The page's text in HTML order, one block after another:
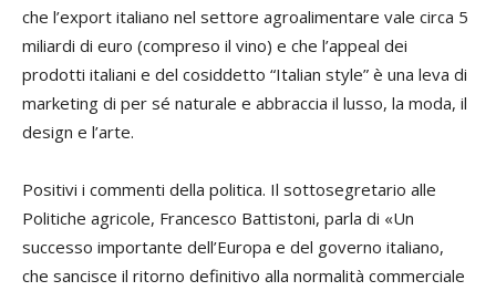
che l’export italiano nel settore agroalimentare vale circa 5
miliardi di euro (compreso il vino) e che l’appeal dei
prodotti italiani e del cosiddetto “Italian style” è una leva di
marketing di per sé naturale e abbraccia il lusso, la moda, il
design e l’arte.
Positivi i commenti della politica. Il sottosegretario alle
Politiche agricole, Francesco Battistoni, parla di «Un
successo importante dell’Europa e del governo italiano,
che sancisce il ritorno definitivo alla normalità commerciale